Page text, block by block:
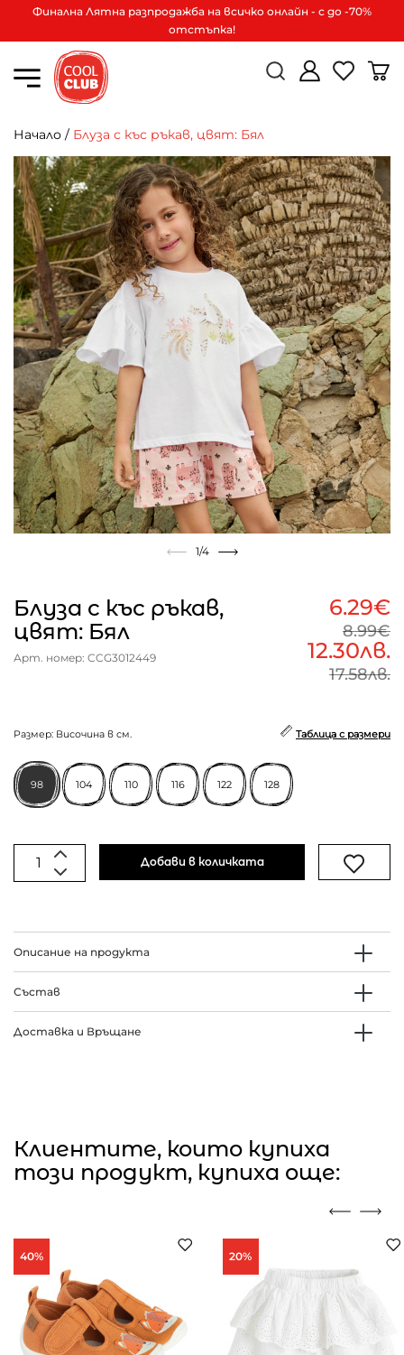
Финална Лятна разпродажба на всичко онлайн - с до -70%
отстъпка!
Начало / Блуза с къс ръкав, цвят: Бял
1/4
Блуза с къс ръкав,
цвят: Бял
Арт. номер: CCG3012449
6.29€
8.99€
12.30лв.
17.58лв.
Размер: Височина в см. Таблица с размери
98 104 110 116 122 128
Добави в количката
Описание на продукта
Състав
Доставка и Връщане
Клиентите, които купиха
този продукт, купиха още:
40% 20%